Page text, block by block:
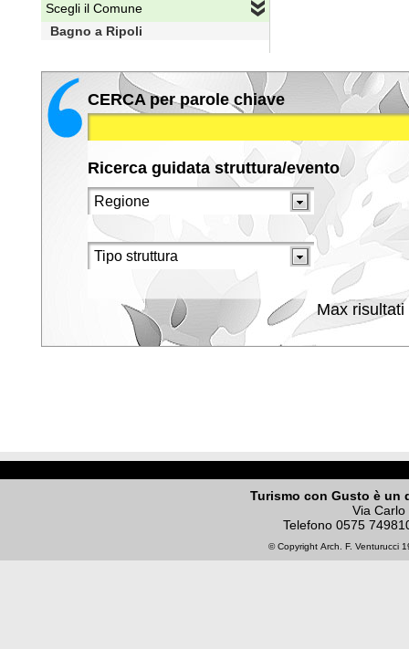
Scegli il Comune
Bagno a Ripoli
CERCA per parole chiave
Ricerca guidata struttura/evento
Max risultati
Turismo con Gusto è un
Via
Telefono 0575
© Copyright Arch. F. Venturucci